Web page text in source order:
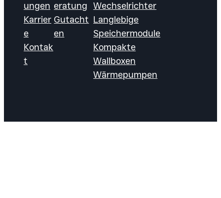
ungen
Karrier
e
Kontak
t
eratung
Gutacht
en
Wechselrichter
Langlebige
Speichermodule
Kompakte
Wallboxen
Wärmepumpen